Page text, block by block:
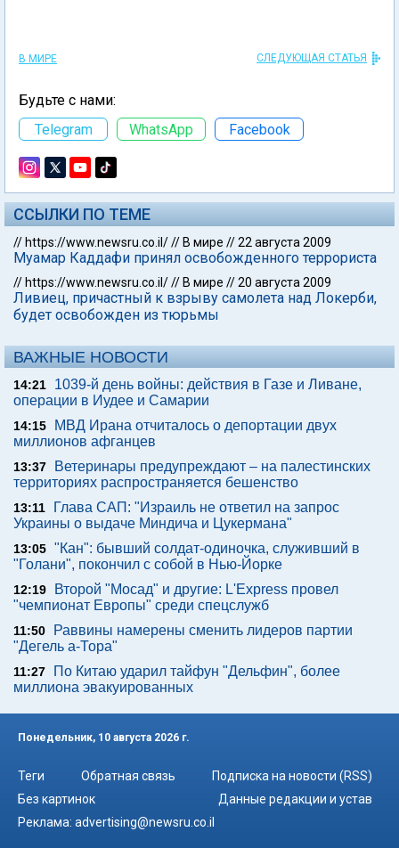
В МИРЕ СЛЕДУЮЩАЯ СТАТЬЯ
Будьте с нами:
Telegram
WhatsApp Facebook
ССЫЛКИ ПО ТЕМЕ
// https://www.newsru.co.il/// В мире //22 августа 2009
Муамар Каддафи принял освобожденного террориста
// https://www.newsru.co.il/// В мире //20 августа 2009
Ливиец, причастный к взрыву самолета над Локерби,
будет освобожден из тюрьмы
ВАЖНЫЕ НОВОСТИ
14:21
1039-й день войны: действия в Газе и Ливане,
операции в Иудее и Самарии
14:15
МВД Ирана отчиталось о депортации двух
миллионов афганцев
13:37
Ветеринары предупреждают – на палестинских
территориях распространяется бешенство
13:11
Глава САП: "Израиль не ответил на запрос
Украины о выдаче Миндича и Цукермана"
13:05 "Кан": бывший солдат-одиночка, служивший в
"Голани", покончил с собой в Нью-Йорке
12:19
Второй "Мосад" и другие: L'Express провел
"чемпионат Европы" среди спецслужб
11:50
Раввины намерены сменить лидеров партии
"Дегель а-Тора"
11:27
По Китаю ударил тайфун "Дельфин", более
миллиона эвакуированных
Понедельник, 10 августа 2026 г.
Теги Обратная связь
Подписка на новости (RSS)
Без картинок
Данные редакции и устав
Реклама: advertising@newsru.co.il